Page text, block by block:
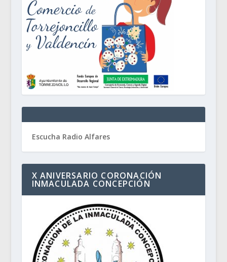
Escucha Radio Alfares
X ANIVERSARIO CORONACIÓN
INMACULADA CONCEPCIÓN